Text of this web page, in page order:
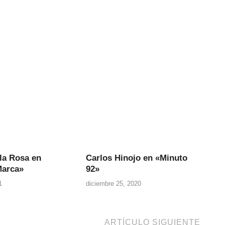
Rosa en
Carlos Hinojo en «Minuto
92»
diciembre 25, 2020
ARTÍCULO SIGUIENTE